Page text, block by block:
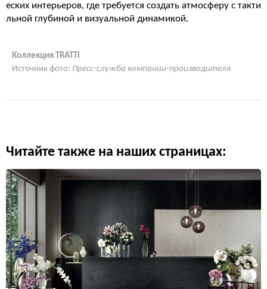
еских интерьеров, где требуется создать атмосферу с такти
льной глубиной и визуальной динамикой.
Коллекция TRATTI
Источник фото: Пресс-служба компании-производителя
Читайте также на наших страницах: